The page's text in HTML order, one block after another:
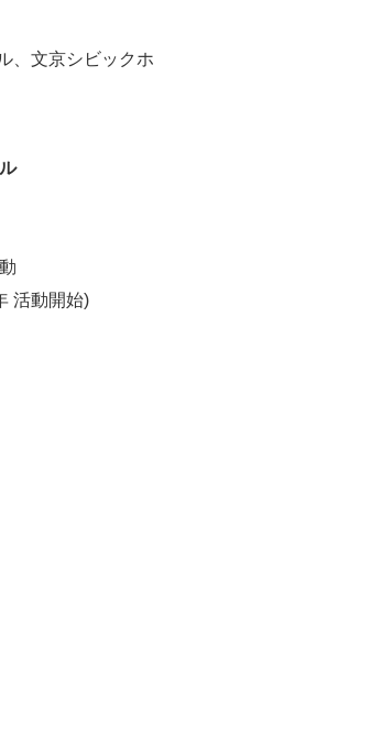
、文京シビックホ
活動開始)